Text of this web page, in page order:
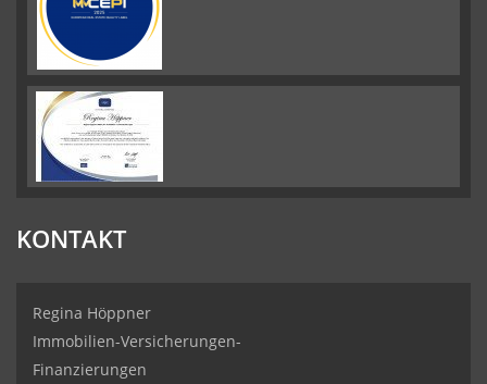
KONTAKT
Regina Höppner
Immobilien-Versicherungen-
Finanzierungen